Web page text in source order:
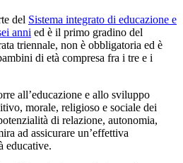
del Sistema integrato di educazione e
anni ed è il primo gradino del
triennale, non è obbligatoria ed è
di età compresa fra i tre e i
all’educazione e allo sviluppo
morale, religioso e sociale dei
di relazione, autonomia,
ad assicurare un’effettiva
educative.